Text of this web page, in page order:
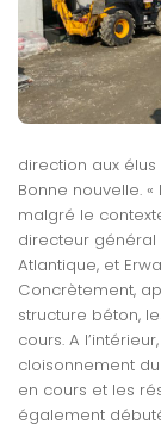
direction aux
Bonne nouvelle.
malgré le
directeur
Atlantique, et
Concrètement,
structure béton,
cours. A
cloisonnement
en cours et les
également